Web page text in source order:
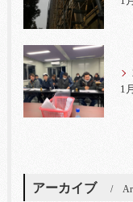
1
アーカイブ